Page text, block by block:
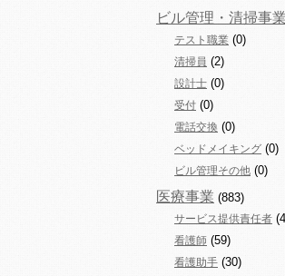
ビル管理・清掃事業
テスト職業 (0)
清掃員 (2)
設計士 (0)
受付 (0)
電話交換 (0)
ベッドメイキング (0)
ビル管理その他 (0)
医療事業 (883)
サービス提供責任者
看護師 (59)
看護助手 (30)